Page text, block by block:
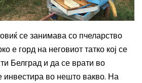
се занимава со пчеларство
е горд на неговиот татко кој се
Белград и да се врати во
инвестира во нешто вакво. На